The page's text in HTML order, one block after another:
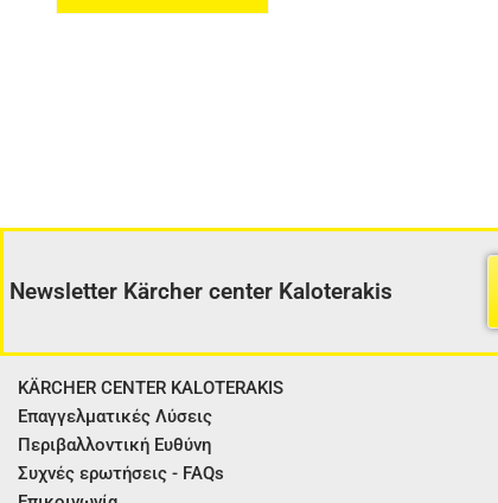
Newsletter Kärcher center Kaloterakis
KÄRCHER CENTER KALOTERAKIS
Επαγγελματικές Λύσεις
Περιβαλλοντική Ευθύνη
Συχνές ερωτήσεις - FAQs